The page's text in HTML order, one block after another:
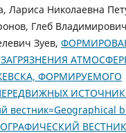
Лариса Николаевна
Глеб
Зуев,
ФОРМИРУЕМОГО
вестник=Geographical
ВЕСТНИК